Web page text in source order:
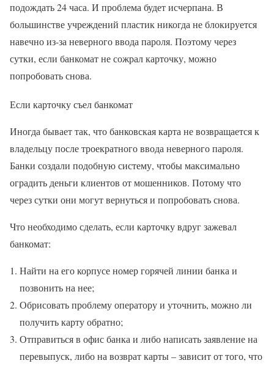
подождать 24 часа. И проблема будет исчерпана. В
большинстве учреждений пластик никогда не блокируется
навечно из-за неверного ввода пароля. Поэтому через
сутки, если банкомат не сожрал карточку, можно
попробовать снова.
Если карточку съел банкомат
Иногда бывает так, что банковская карта не возвращается к
владельцу после троекратного ввода неверного пароля.
Банки создали подобную систему, чтобы максимально
оградить деньги клиентов от мошенников. Потому что
через сутки они могут вернуться и попробовать снова.
Что необходимо сделать, если карточку вдруг зажевал
банкомат:
Найти на его корпусе номер горячей линии банка и
позвонить на нее;
Обрисовать проблему оператору и уточнить, можно ли
получить карту обратно;
Отправиться в офис банка и либо написать заявление на
перевыпуск, либо на возврат карты – зависит от того, что